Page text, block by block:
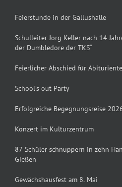
Feierstunde in der Gallushalle
Schulleiter Jörg Keller nach 14
der Dumbledore der TKS“
Feierlicher Abschied für
School’s out Party
Erfolgreiche Begegnungsreise
Konzert im Kulturzentrum
87 Schüler schnuppern in zehn
Gießen
Gewächshausfest am 8. Mai